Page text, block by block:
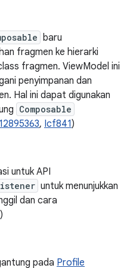
baru
fragmen ke hierarki
fragmen. ViewModel ini
penyimpanan dan
Hal ini dapat digunakan
Composable
, Icf841)
untuk API
untuk menunjukkan
dan cara
)
pada Profile